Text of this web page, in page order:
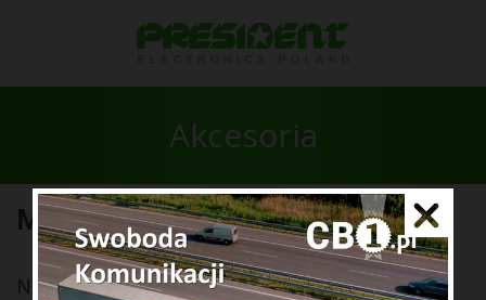
Akcesoria
Mikrofon REMOTE MIKE
Nowy REMOTE MIKE - kompatybilny z